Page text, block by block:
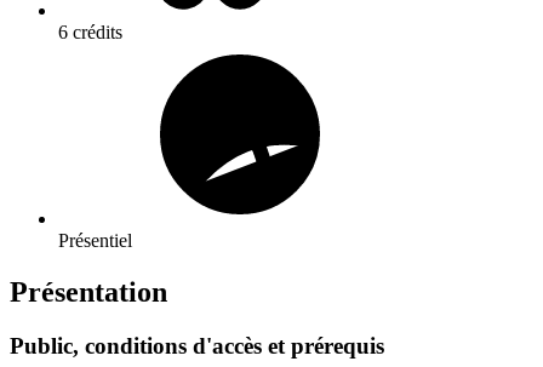
6 crédits
Présentiel
Présentation
Public, conditions d'accès et prérequis